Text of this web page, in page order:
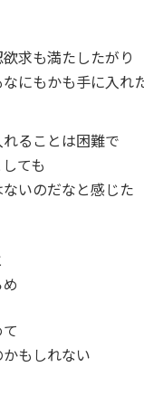
求も満たしたがり
にもかも手に入れ
ることは困難で
ても
いのだなと感じた
もしれない